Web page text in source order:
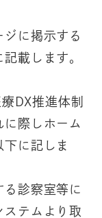
に掲示する
載します。
DX推進体制
際しホーム
に記しま
る診察室等に
ステムより取